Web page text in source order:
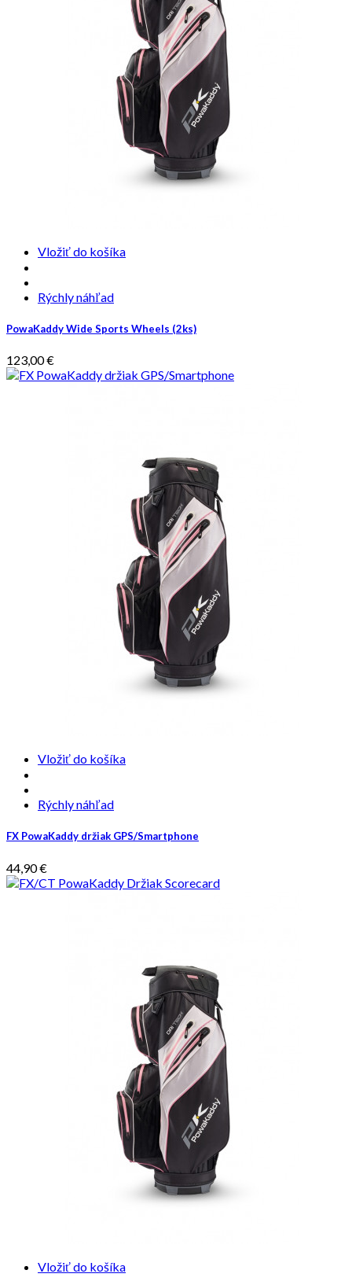
Vložiť do košíka
Rýchly náhľad
PowaKaddy Wide Sports Wheels (2ks)
123,00 €
Vložiť do košíka
Rýchly náhľad
FX PowaKaddy držiak GPS/Smartphone
44,90 €
Vložiť do košíka